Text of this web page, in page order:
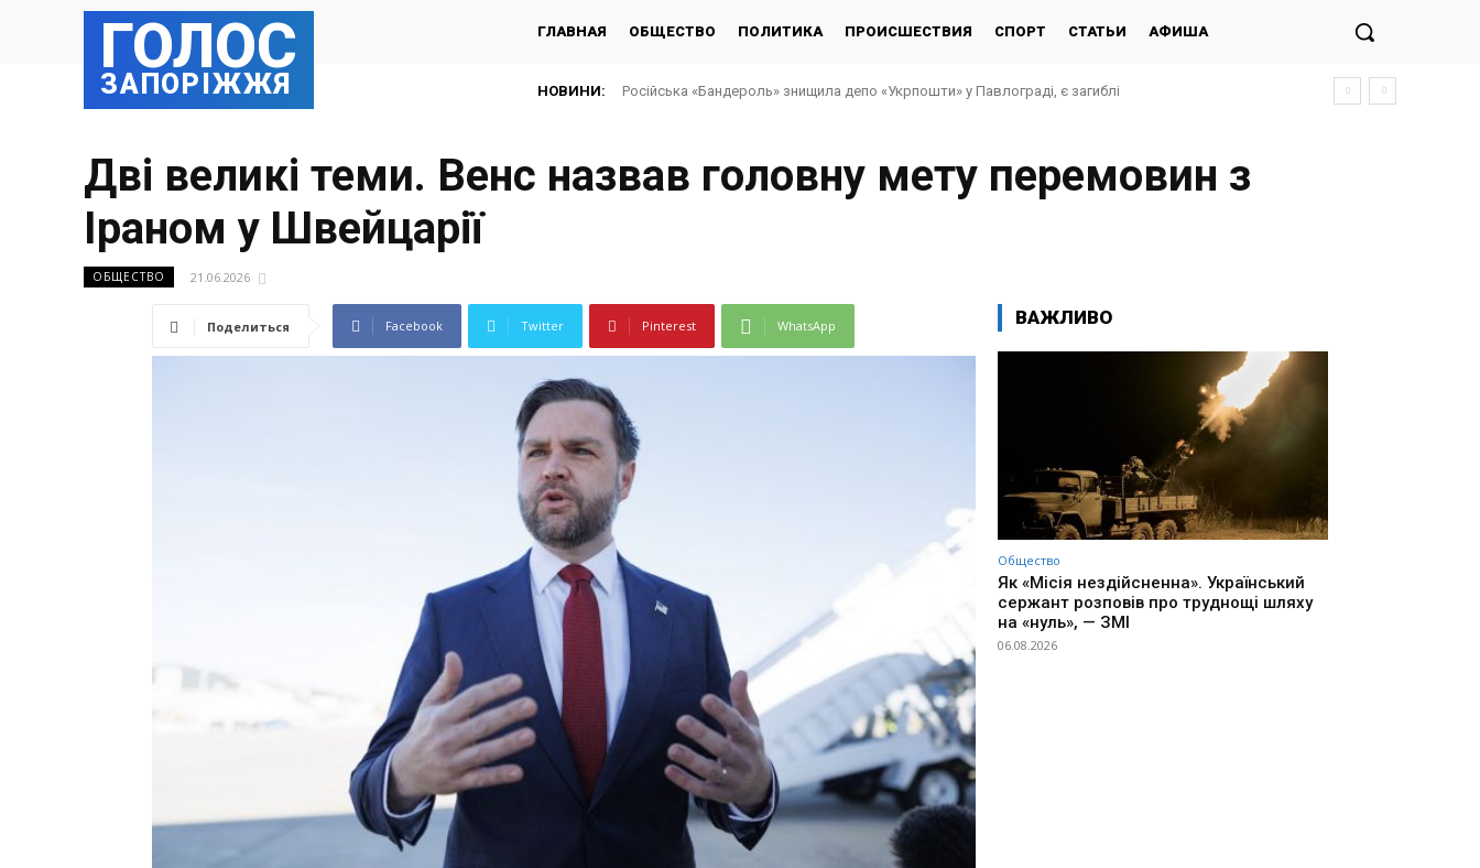
ГОЛОС
ЗАПОРІЖЖЯ
ГЛАВНАЯ ОБЩЕСТВО ПОЛИТИКА ПРОИСШЕСТВИЯ СПОРТ СТАТЬИ АФИША
НОВИНИ: Російська «Бандероль» знищила депо «Укрпошти» у Павлограді, є загиблі
Дві великі теми. Венс назвав головну мету перемовин з
Іраном у Швейцарії
ОБЩЕСТВО 21.06.2026
Поделиться Facebook Twitter Pinterest WhatsApp ВАЖЛИВО
Общество
Як «Місія нездійсненна». Український
сержант розповів про труднощі шляху
на «нуль», — ЗМІ
06.08.2026